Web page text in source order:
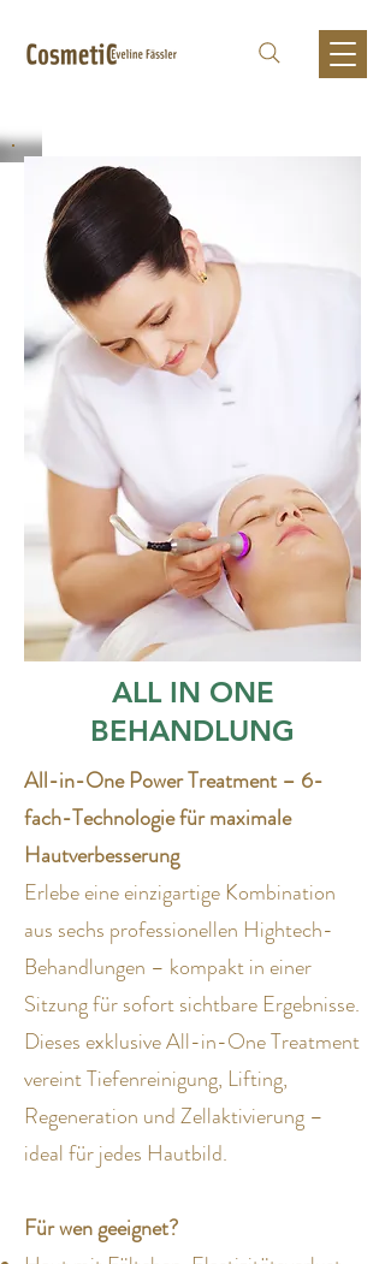
ALL IN ONE
BEHANDLUNG
All-in-One Power Treatment – 6-
fach-Technologie für maximale
Hautverbesserung
Erlebe eine einzigartige Kombination
aus sechs professionellen Hightech-
Behandlungen – kompakt in einer
Sitzung für sofort sichtbare Ergebnisse.
Dieses exklusive All-in-One Treatment
vereint Tiefenreinigung, Lifting,
Regeneration und Zellaktivierung –
ideal für jedes Hautbild.
Für wen geeignet?